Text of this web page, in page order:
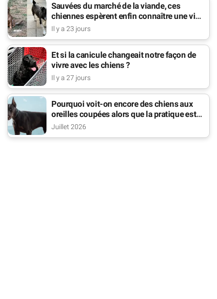
Sauvées du marché de la viande, ces
chiennes espèrent enfin connaître une vie
de famille
Il y a 23 jours
Et si la canicule changeait notre façon de
vivre avec les chiens ?
Il y a 27 jours
Pourquoi voit-on encore des chiens aux
oreilles coupées alors que la pratique est
interdite ?
Juillet 2026